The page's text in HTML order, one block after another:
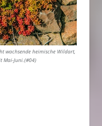
wachsende heimische Wildart,
Mai-Juni.(#04)